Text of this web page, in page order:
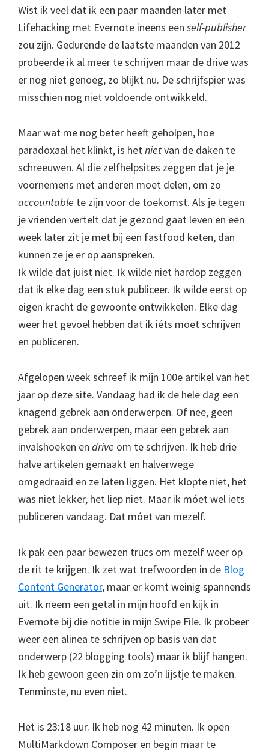
Wist ik veel dat ik een paar maanden later met
Lifehacking met Evernote ineens een self-publisher
zou zijn. Gedurende de laatste maanden van 2012
probeerde ik al meer te schrijven maar de drive was
er nog niet genoeg, zo blijkt nu. De schrijfspier was
misschien nog niet voldoende ontwikkeld.
Maar wat me nog beter heeft geholpen, hoe
paradoxaal het klinkt, is hetnietvan de daken te
schreeuwen. Al die zelfhelpsites zeggen dat je je
voornemens met anderen moet delen, om zo
accountable te zijn voor de toekomst. Als je tegen
je vrienden vertelt dat je gezond gaat leven en een
week later zit je met bij een fastfood keten, dan
kunnen ze je er op aanspreken.
Ik wilde dat juist niet. Ik wilde niet hardop zeggen
dat ik elke dag een stuk publiceer. Ik wilde eerst op
eigen kracht de gewoonte ontwikkelen. Elke dag
weer het gevoel hebben dat ik iéts moet schrijven
en publiceren.
Afgelopen week schreef ik mijn 100e artikel van het
jaar op deze site. Vandaag had ik de hele dag een
knagend gebrek aan onderwerpen. Of nee, geen
gebrek aan onderwerpen, maar een gebrek aan
invalshoeken en drive om te schrijven. Ik heb drie
halve artikelen gemaakt en halverwege
omgedraaid en ze laten liggen. Het klopte niet, het
was niet lekker, het liep niet. Maar ik móet wel iets
publiceren vandaag. Dat móet van mezelf.
Ik pak een paar bewezen trucs om mezelf weer op
de rit te krijgen. Ik zet wat trefwoorden in de Blog
Content Generator, maar er komt weinig spannends
uit. Ik neem een getal in mijn hoofd en kijk in
Evernote bij die notitie in mijn Swipe File. Ik probeer
weer een alinea te schrijven op basis van dat
onderwerp (22 blogging tools) maar ik blijf hangen.
Ik heb gewoon geen zin om zo’n lijstje te maken.
Tenminste, nu even niet.
Het is 23:18 uur. Ik heb nog 42 minuten. Ik open
MultiMarkdown Composer en begin maar te